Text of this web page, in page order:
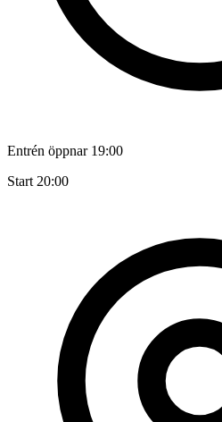
Entrén öppnar 19:00
Start 20:00